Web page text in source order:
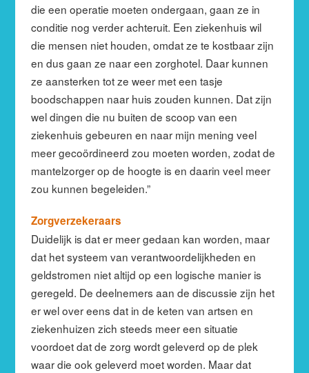
die een operatie moeten ondergaan, gaan ze in
conditie nog verder achteruit. Een ziekenhuis wil
die mensen niet houden, omdat ze te kostbaar zijn
en dus gaan ze naar een zorghotel. Daar kunnen
ze aansterken tot ze weer met een tasje
boodschappen naar huis zouden kunnen. Dat zijn
wel dingen die nu buiten de scoop van een
ziekenhuis gebeuren en naar mijn mening veel
meer gecoördineerd zou moeten worden, zodat de
mantelzorger op de hoogte is en daarin veel meer
zou kunnen begeleiden.”
Zorgverzekeraars
Duidelijk is dat er meer gedaan kan worden, maar
dat het systeem van verantwoordelijkheden en
geldstromen niet altijd op een logische manier is
geregeld. De deelnemers aan de discussie zijn het
er wel over eens dat in de keten van artsen en
ziekenhuizen zich steeds meer een situatie
voordoet dat de zorg wordt geleverd op de plek
waar die ook geleverd moet worden. Maar dat